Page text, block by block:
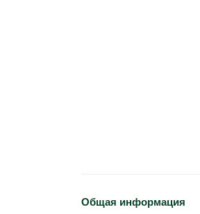
Общая информация